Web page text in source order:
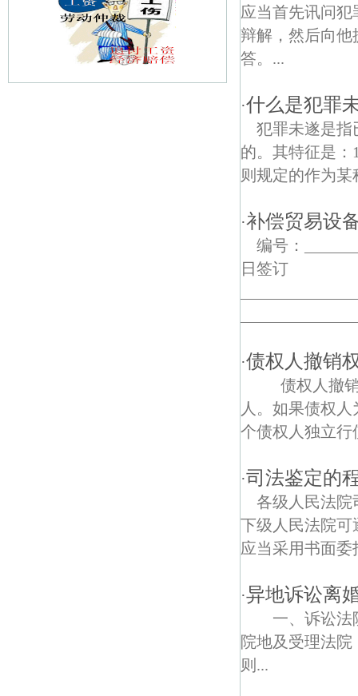
应当首先讯问
辩解，然后向他
答。...
·什么是犯罪
犯罪未遂是指
的。其特征是
则规定的作为
·补偿贸易设
编号：
·债权人撤销
债权人撤销
人。如果债权
个债权人独立行
·司法鉴定的
各级人民法院
下级人民法院
应当采用书面
·异地诉讼离
一、诉讼
院地及受理法
则...